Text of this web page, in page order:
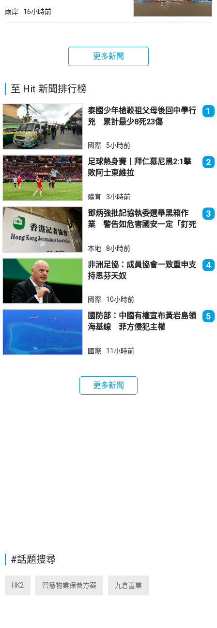
兩岸 16小時前
更多新聞
至 Hit 新聞排行榜
泰國少年槍殺祖父母後回中學行
兇 累計最少8死23傷
1
國際 5小時前
足球熱身賽丨拜仁慕尼黑2:1擊
敗阿士東維拉
2
體育 3小時前
鄧炳強批記協執委選舉黑箱作
業 警告如危害國安一定「釘死
3
本地 8小時前
非洲足協：成員協會一致重申支
持恩芬天奴
4
國際 10小時前
國防部：中國有權宣布黃岩島領
海基線 菲方侵犯主權
5
國際 11小時前
更多新聞
#話題搜尋
HK2 智慧物業保養方案 九倉置業